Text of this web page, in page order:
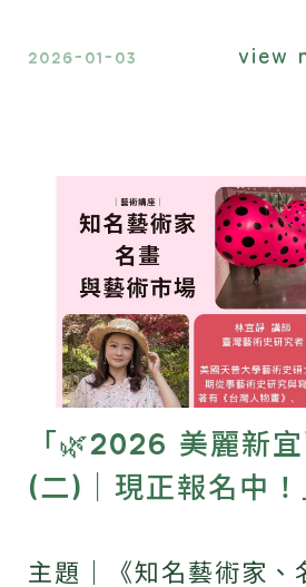
地到世界：當代小說趨
講座研習。
2026-01-03 view
「🌿2026 美麗新
(二)｜現正報名中！
主題｜《知名藝術家、